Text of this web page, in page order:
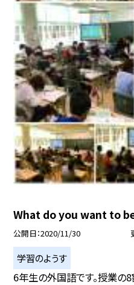
What do you want to
公開日 2020/11/30
学習のようす
6年生の外国語です。授業の